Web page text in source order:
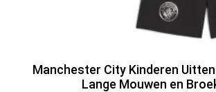
Manchester City Kinderen
Lange Mouwen en